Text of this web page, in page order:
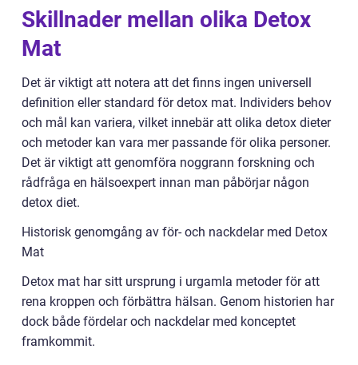
Skillnader mellan olika Detox
Mat
Det är viktigt att notera att det finns ingen universell
definition eller standard för detox mat. Individers behov
och mål kan variera, vilket innebär att olika detox dieter
och metoder kan vara mer passande för olika personer.
Det är viktigt att genomföra noggrann forskning och
rådfråga en hälsoexpert innan man påbörjar någon
detox diet.
Historisk genomgång av för- och nackdelar med Detox
Mat
Detox mat har sitt ursprung i urgamla metoder för att
rena kroppen och förbättra hälsan. Genom historien har
dock både fördelar och nackdelar med konceptet
framkommit.